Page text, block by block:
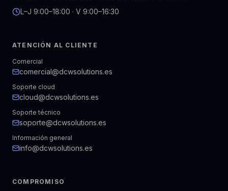
L–J 9:00–18:00 · V 9:00–16:30
ATENCIÓN AL CLIENTE
Comercial
comercial@dcwsolutions.es
Soporte cloud
cloud@dcwsolutions.es
Soporte técnico
soporte@dcwsolutions.es
Información general
info@dcwsolutions.es
COMPROMISO